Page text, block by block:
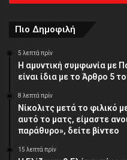
διεύθυνση
Πιο Δημοφιλή
5 λεπτά πρίν
Η αμυντική συμφωνία με
είναι ίδια με το Άρθρο 5
8 λεπτά πρίν
Νίκολιτς μετά το φιλικό
αυτό το ματς, είμαστε
παράθυρο», δείτε βίντεο
15 λεπτά πρίν